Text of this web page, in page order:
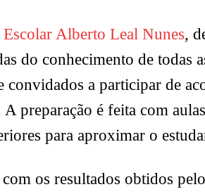
Alberto Leal Nunes,
do conhecimento de todas
convidados a participar de
preparação é feita com
para aproximar o
os resultados obtidos